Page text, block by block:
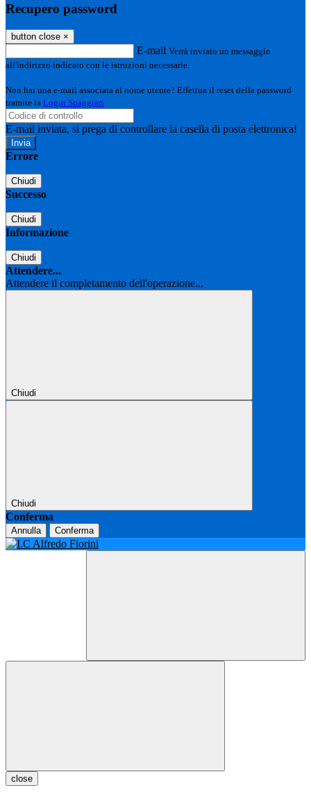
Recupero password
button close ×
E-mail Verrà inviato un messaggio
all'indirizzo indicato con le istruzioni necessarie.
Non hai una e-mail associata al nome utente? Effettua il reset della password
tramite la Login Spaggiari
E-mail inviata, si prega di controllare la casella di posta elettronica!
Errore
Chiudi
Successo
Chiudi
Informazione
Chiudi
Attendere...
Attendere il completamento dell'operazione...
Chiudi
Chiudi
Conferma
Annulla Conferma
close